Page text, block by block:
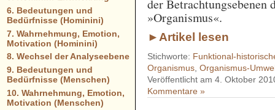
der Betrachtungsebenen
»Organismus«.
►Artikel lesen
Stichworte: Funktional-
Organismus ,Organismus-
Veröffentlicht am 4. Oktober
Kommentare »
6. Bedeutungen und
Bedürfnisse (Hominini)
7. Wahrnehmung, Emotion,
Motivation (Hominini)
8. Wechsel der Analyseebene
9. Bedeutungen und
Bedürfnisse (Menschen)
10. Wahrnehmung, Emotion,
Motivation (Menschen)